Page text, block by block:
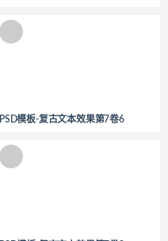
PSD模板-复古文本效果第7卷6